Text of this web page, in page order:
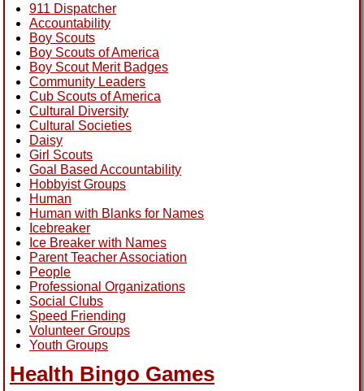
911 Dispatcher
Accountability
Boy Scouts
Boy Scouts of America
Boy Scout Merit Badges
Community Leaders
Cub Scouts of America
Cultural Diversity
Cultural Societies
Daisy
Girl Scouts
Goal Based Accountability
Hobbyist Groups
Human
Human with Blanks for Names
Icebreaker
Ice Breaker with Names
Parent Teacher Association
People
Professional Organizations
Social Clubs
Speed Friending
Volunteer Groups
Youth Groups
Health Bingo Games